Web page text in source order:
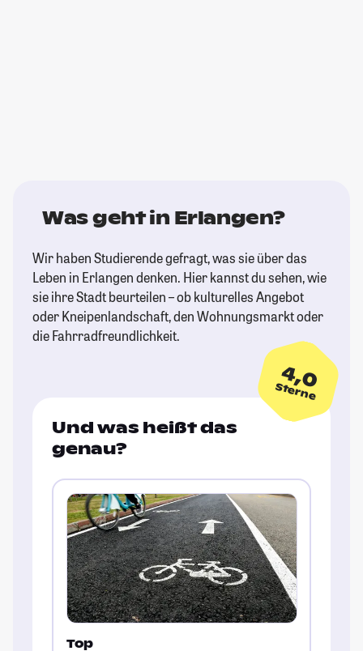
Was geht in Erlangen?
Wir haben Studierende gefragt, was sie über das
Leben in Erlangen denken. Hier kannst du sehen, wie
sie ihre Stadt beurteilen – ob kulturelles Angebot
oder Kneipenlandschaft, den Wohnungsmarkt oder
die Fahrradfreundlichkeit.
4,0
Sterne
Und was heißt das
genau?
Top